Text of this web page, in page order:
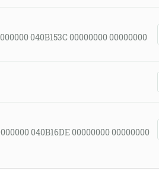
040B153C 00000000 00000000
040B16DE 00000000 00000000